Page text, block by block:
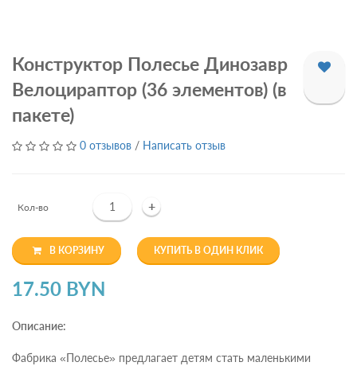
Конструктор Полесье Динозавр
Велоцираптор (36 элементов) (в
пакете)
0 отзывов / Написать отзыв
Кол-во +
В КОРЗИНУ КУПИТЬ В ОДИН КЛИК
17.50 BYN
Описание:
Фабрика «Полесье» предлагает детям стать маленькими